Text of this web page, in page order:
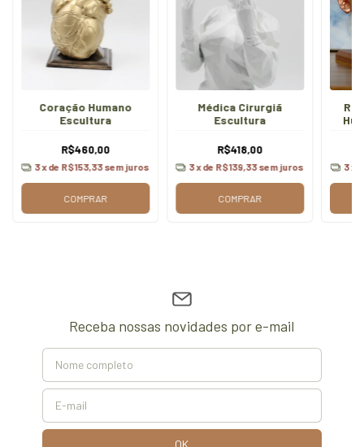
Coração Humano
Escultura
R$460,00
3x de R$153,33sem juros
COMPRAR
Médica Cirurgiã
Escultura
R$418,00
3x de R$139,33sem juros
COMPRAR
3x
Receba nossas novidades por e-mail